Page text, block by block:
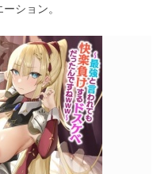
ション。